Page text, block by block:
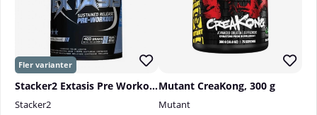
Stacker2 Extasis Pre Workout, 20 serv.
Stacker2
Mutant CreaKong, 300 g
Mutant